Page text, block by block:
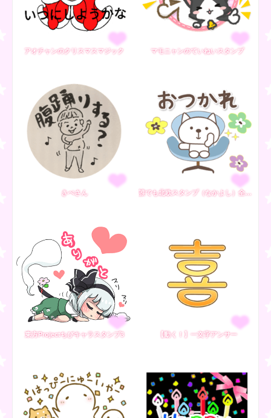
アオチャンのクリスマスマジック マモニャンのていねいスタンプ
きぺさん 誰でも北欧スタンプ（なかよし）全背景対応
東方Projectちびキャラスタンプ3 【動く！】一文字アンサー